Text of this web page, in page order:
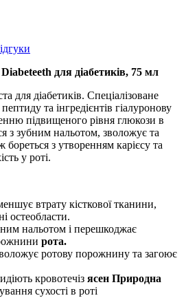
для діабетиків, 75 мл
для діабетиків. Спеціалізоване
та інгредієнтів гіалуронову
підвищеного рівня глюкози в
з зубним нальотом, зволожує та
з утворенням карієсу та
у роті.
втрату кісткової тканини,
остеобласти.
нальотом і перешкоджає
рота.
ротову порожнину та загоює
кровотечіз ясен Природна
сухості в роті